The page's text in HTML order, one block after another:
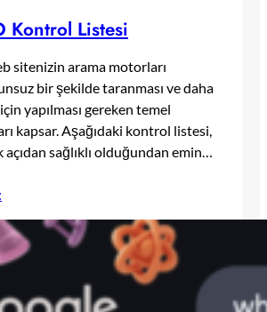
Kontrol Listesi
sitenizin arama motorları
bir şekilde taranması ve daha
yapılması gereken temel
kapsar. Aşağıdaki kontrol listesi,
sağlıklı olduğundan emin…